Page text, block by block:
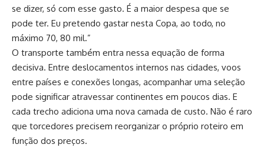
se dizer, só com esse gasto. É a maior despesa que se
pode ter. Eu pretendo gastar nesta Copa, ao todo, no
máximo 70, 80 mil.”
O transporte também entra nessa equação de forma
decisiva. Entre deslocamentos internos nas cidades, voos
entre países e conexões longas, acompanhar uma seleção
pode significar atravessar continentes em poucos dias. E
cada trecho adiciona uma nova camada de custo. Não é raro
que torcedores precisem reorganizar o próprio roteiro em
função dos preços.